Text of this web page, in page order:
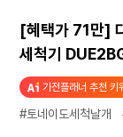
[혜택가 71만]
세척기
가전플래너 추천 키
#토네이도세척날개